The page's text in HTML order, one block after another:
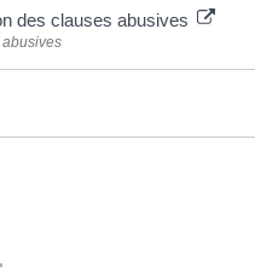
des clauses abusives